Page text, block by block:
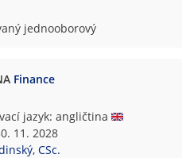
jednooborový
Finance
jazyk: angličtina
11. 2028
CSc.